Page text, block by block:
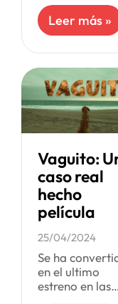
propuestas de
esta
cines, y no es
menos:
Leer más »
Vaguito:
caso real
hecho
película
25/04/2024
Se ha
en el ultimo
estreno en las